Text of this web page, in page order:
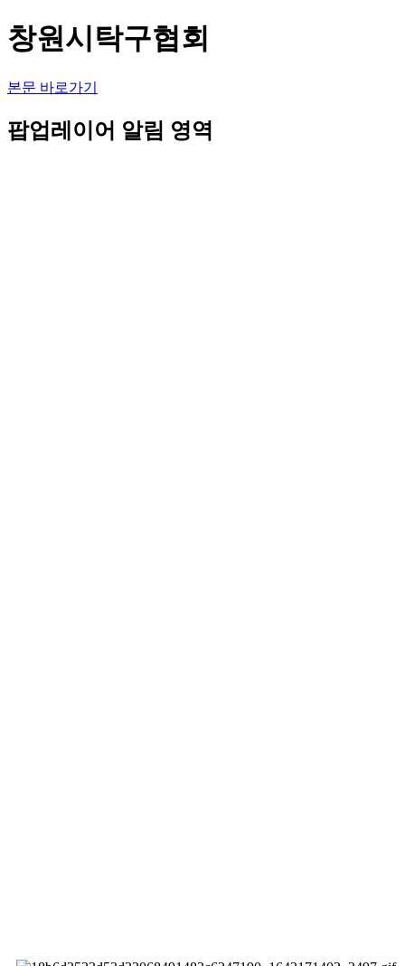
창원시탁구협회
본문 바로가기
팝업레이어 알림 영역